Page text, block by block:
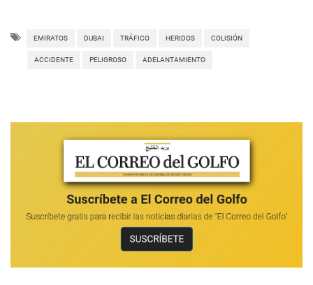
EMIRATOS DUBAI TRÁFICO HERIDOS COLISIÓN
ACCIDENTE PELIGROSO ADELANTAMIENTO